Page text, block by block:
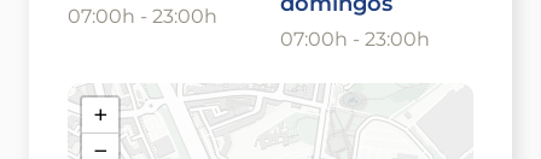
07:00h - 23:00h
07:00h - 23:00h
+
−